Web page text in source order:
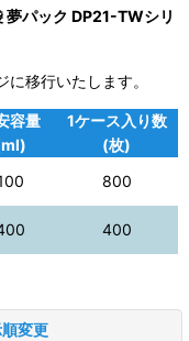
夢パック DP21-TWシリ
移行いたします。
容量
1ケース入り数
(枚)
800
400
変更